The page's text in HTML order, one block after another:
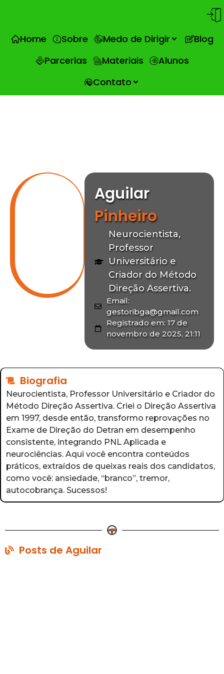
Home Sobre Medo de Dirigir
Blog
Parcerias
Materiais
Alunos
Contato
Aguilar
Pinheiro
Neurocientista,
Professor
Universitário e
Criador do Método
Direção Assertiva.
Email:
gestoribga@gmail.com
Registrado em: 17 de
novembro de 2025, 21:11
Biografia
Neurocientista, Professor Universitário e Criador do
Método Direção Assertiva. Criei o Direção Assertiva
em 1997, desde então, transformo reprovações no
Exame de Direção do Detran em desempenho
consistente, integrando PNL Aplicada e
neurociências. Aqui você encontra conteúdos
práticos, extraídos de queixas reais dos candidatos,
como você: ansiedade, “branco”, tremor,
autocobrança. Sucessos!
Posts de Aguilar